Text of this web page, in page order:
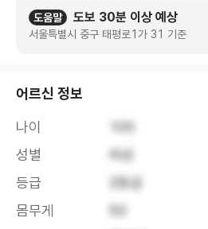
도움말 도보 30분 이상 예상
서울특별시 중구 태평로1가 31 기준
어르신 정보
나이
100
성별
여성
등급
2등급
몸무게
50